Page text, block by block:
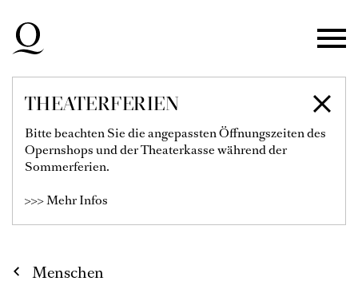
Zur Hauptnavigation springen
Zum Hauptinhalt springen
Zum Footer springen
THEATERFERIEN
Bitte beachten Sie die angepassten Öffnungszeiten des
Opernshops und der Theaterkasse während der
Sommerferien.
>>> Mehr Infos
DOROTA CARO
KAROLCZAK
Menschen